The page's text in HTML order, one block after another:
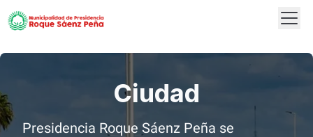
Ciudad
Presidencia Roque Sáenz Peña se